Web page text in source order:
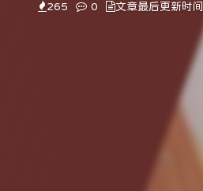
265 0 文章最后更新时